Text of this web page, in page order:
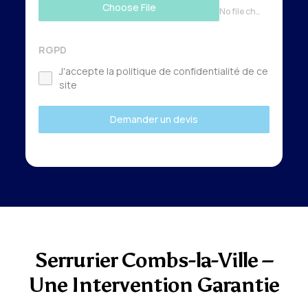
Choose File
No file chosen
RGPD
J'accepte la politique de confidentialité de ce
site
Demander un devis
Serrurier Combs-la-Ville –
Une Intervention Garantie